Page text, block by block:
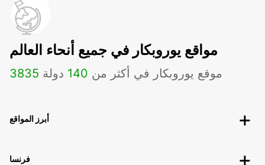
مواقع يوروبكار في جميع أنحاء العالم
3835 موقع يوروبكار في أكثر من 140 دولة
أبرز المواقع
فرنسا